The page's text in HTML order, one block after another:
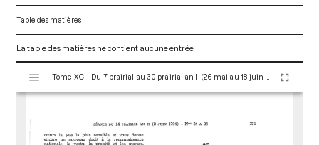
Table des matières
La table des matières ne contient aucune entrée.
s